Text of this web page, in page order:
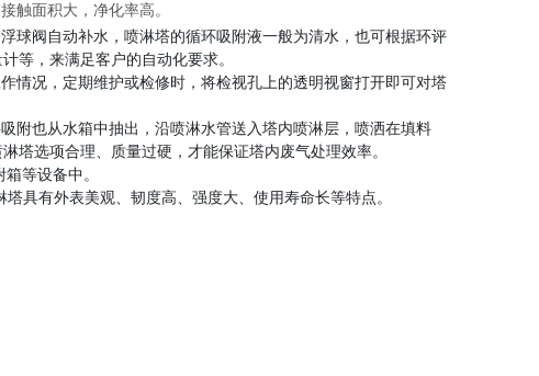
触面积大，净化率高。
球阀自动补水，喷淋塔的循环吸附液一般为清水，也可根据环评
等，来满足客户的自动化要求。
情况，定期维护或检修时，将检视孔上的透明视窗打开即可对塔
附也从水箱中抽出，沿喷淋水管送入塔内喷淋层，喷洒在填料
塔选项合理、质量过硬，才能保证塔内废气处理效率。
等设备中。
具有外表美观、韧度高、强度大、使用寿命长等特点。